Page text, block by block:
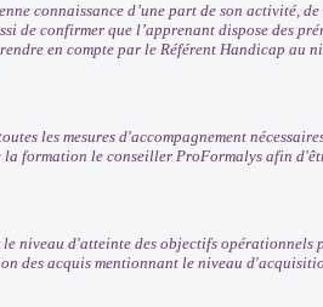
connaissance d’une part de son activité, de
de confirmer que l’apprenant dispose des
en compte par le Référent Handicap au
les mesures d'accompagnement
formation le conseiller ProFormalys afin
le niveau d'atteinte des objectifs
des acquis mentionnant le niveau